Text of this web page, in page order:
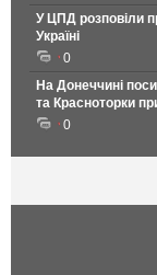
У ЦПД розповіли
Україні
0
На Донеччині
та Красноторки
0